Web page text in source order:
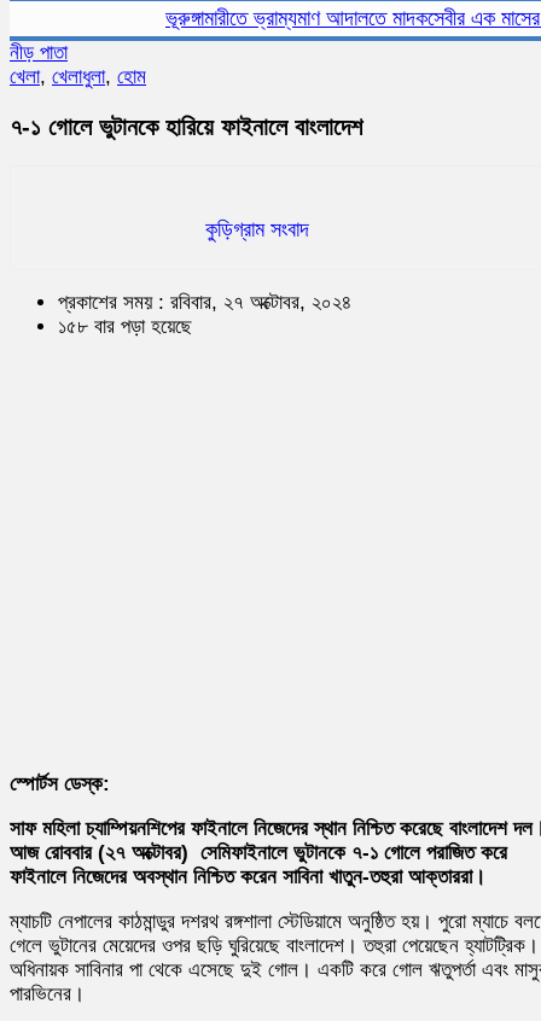
ভূরুঙ্গামারীতে ভ্রাম্যমাণ আদালতে মাদকসেবীর এক মাসের
নীড় পাতা
খেলা, খেলাধুলা, হোম
৭-১ গোলে ভুটানকে হারিয়ে ফাইনালে বাংলাদেশ
কুড়িগ্রাম সংবাদ
প্রকাশের সময় : রবিবার, ২৭ অক্টোবর, ২০২৪
১৫৮ বার পড়া হয়েছে
স্পোর্টস ডেস্ক:
সাফ মহিলা চ্যাম্পিয়নশিপের ফাইনালে নিজেদের স্থান নিশ্চিত করেছে বাংলাদেশ
আজ রোববার (২৭ অক্টোবর) সেমিফাইনালে ভুটানকে ৭-১ গোলে পরাজিত করে
ফাইনালে নিজেদের অবস্থান নিশ্চিত করেন সাবিনা খাতুন-তহুরা আক্তাররা।
ম্যাচটি নেপালের কাঠমান্ডুর দশরথ রঙ্গশালা স্টেডিয়ামে অনুষ্ঠিত হয়। পুরো ম্যাচে
গেলে ভুটানের মেয়েদের ওপর ছড়ি ঘুরিয়েছে বাংলাদেশ। তহুরা পেয়েছেন হ্যাটট্রিক।
অধিনায়ক সাবিনার পা থেকে এসেছে দুই গোল। একটি করে গোল ঋতুপর্তা এবং
পারভিনের।